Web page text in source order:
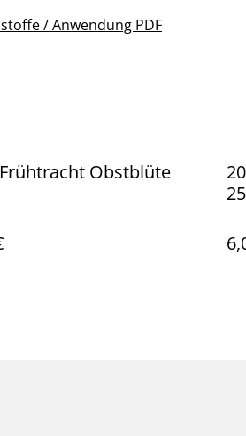
/ Anwendung PDF
Obstblüte